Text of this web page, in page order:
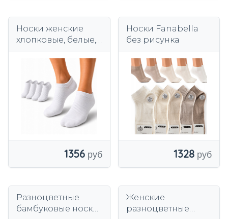
Носки женские
хлопковые, белые,
1356
Носки Fanabella
без рисунка
1328
Разноцветные
бамбуковые носки,
Женские
разноцветные